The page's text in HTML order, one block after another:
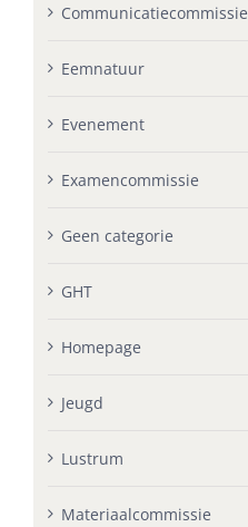
Communicatiecommissie
Eemnatuur
Evenement
Examencommissie
Geen categorie
GHT
Homepage
Jeugd
Lustrum
Materiaalcommissie